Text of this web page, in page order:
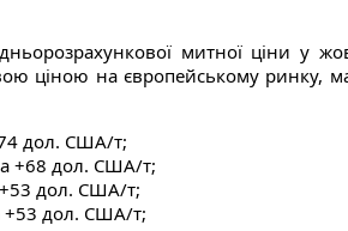
митної ціни у
ціною на європейському ринку,
дол. США/т;
+68 дол. США/т;
+53 дол. США/т;
+53 дол. США/т;